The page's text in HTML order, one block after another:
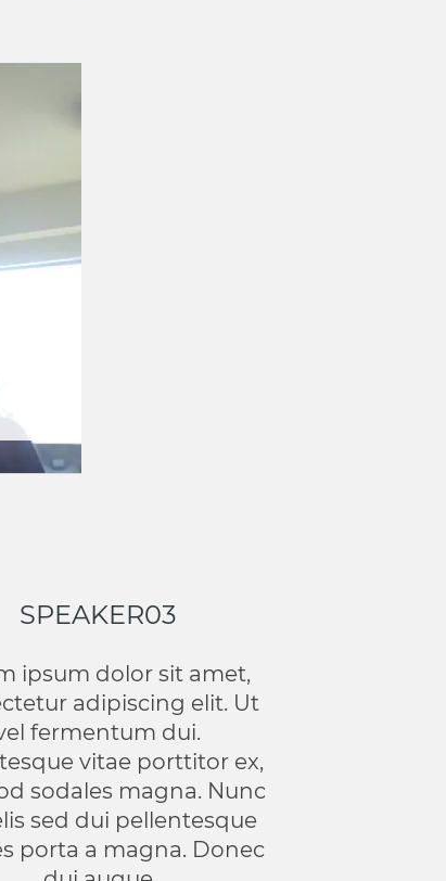
SPEAKER03
ipsum dolor sit amet,
adipiscing elit. Ut
fermentum dui.
vitae porttitor ex,
sodales magna. Nunc
sed dui pellentesque
porta a magna. Donec